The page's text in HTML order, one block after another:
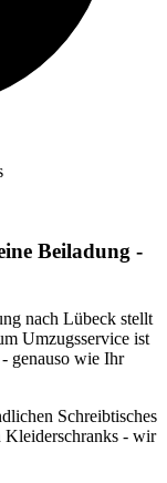
Beiladung -
nach Lübeck stellt
Umzugsservice ist
genauso wie Ihr
Schreibtisches
Kleiderschranks - wir